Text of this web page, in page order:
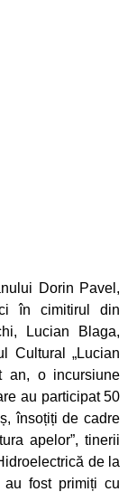
Dorin Pavel,
în cimitirul din
Lucian Blaga,
Cultural „Lucian
an, o incursiune
au participat 50
însoțiți de cadre
apelor”, tinerii
de la
fost primiți cu